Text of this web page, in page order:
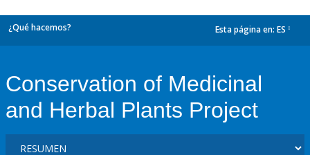
¿Qué hacemos? Esta página en: ES
Conservation of Medicinal
and Herbal Plants Project